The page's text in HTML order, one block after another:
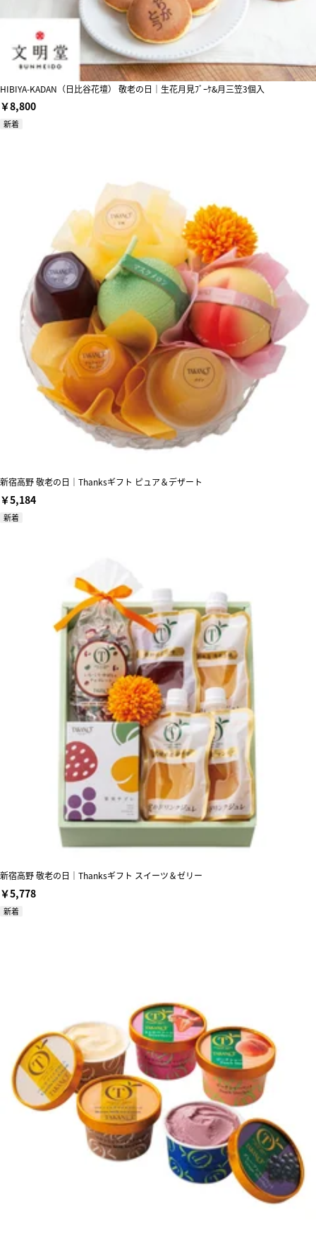
HIBIYA-KADAN（日比谷花壇） 敬老の日｜生花月見ﾌﾞｰｹ&月三笠3個入
￥8,800
新着
新宿高野 敬老の日｜Thanksギフト ピュア＆デザート
￥5,184
新着
新宿高野 敬老の日｜Thanksギフト スイーツ＆ゼリー
￥5,778
新着